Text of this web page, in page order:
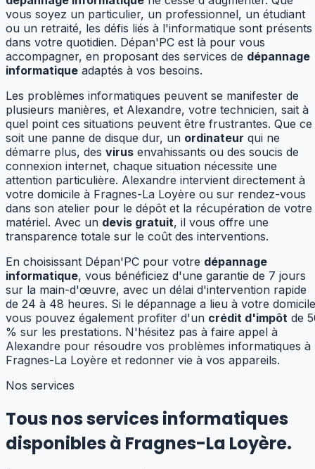
vous soyez un particulier, un professionnel, un étudiant
ou un retraité, les défis liés à l'informatique sont présents
dans votre quotidien. Dépan'PC est là pour vous
accompagner, en proposant des services de dépannage
informatique adaptés à vos besoins.
Les problèmes informatiques peuvent se manifester de
plusieurs manières, et Alexandre, votre technicien, sait à
quel point ces situations peuvent être frustrantes. Que ce
soit une panne de disque dur, un ordinateur qui ne
démarre plus, des virus envahissants ou des soucis de
connexion internet, chaque situation nécessite une
attention particulière. Alexandre intervient directement à
votre domicile à Fragnes-La Loyère ou sur rendez-vous
dans son atelier pour le dépôt et la récupération de votre
matériel. Avec un devis gratuit, il vous offre une
transparence totale sur le coût des interventions.
En choisissant Dépan'PC pour votre dépannage
informatique, vous bénéficiez d'une garantie de 7 jours
sur la main-d'œuvre, avec un délai d'intervention rapide
de 24 à 48 heures. Si le dépannage a lieu à votre
vous pouvez également profiter d'un crédit d'impôt de
% sur les prestations. N'hésitez pas à faire appel à
Alexandre pour résoudre vos problèmes informatiques à
Fragnes-La Loyère et redonner vie à vos appareils.
Nos services
Tous nos services informatiques
disponibles à Fragnes-La Loyère.